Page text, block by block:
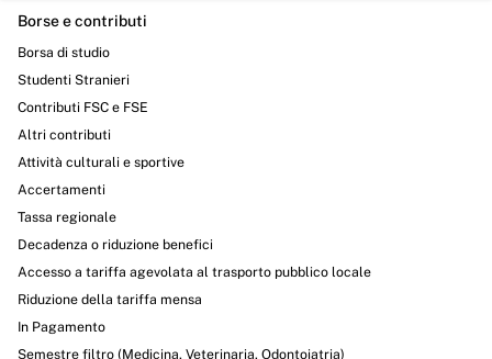
Borse e contributi
Borsa di studio
Studenti Stranieri
Contributi FSC e FSE
Altri contributi
Attività culturali e sportive
Accertamenti
Tassa regionale
Decadenza o riduzione benefici
Accesso a tariffa agevolata al trasporto pubblico locale
Riduzione della tariffa mensa
In Pagamento
Semestre filtro (Medicina, Veterinaria, Odontoiatria)